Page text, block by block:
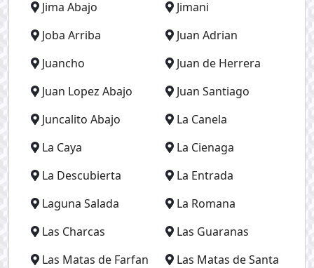
Jima Abajo
Jimani
Joba Arriba
Juan Adrian
Juancho
Juan de Herrera
Juan Lopez Abajo
Juan Santiago
Juncalito Abajo
La Canela
La Caya
La Cienaga
La Descubierta
La Entrada
Laguna Salada
La Romana
Las Charcas
Las Guaranas
Las Matas de Farfan
Las Matas de Santa